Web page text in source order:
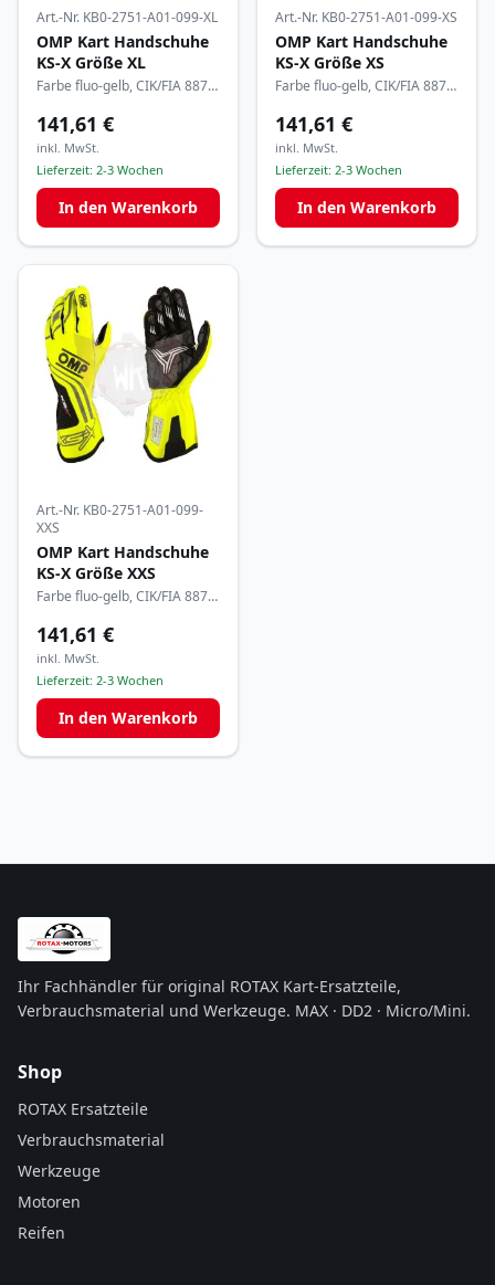
Art.-Nr. KB0-2751-A01-099-XL
OMP Kart Handschuhe
KS-X Größe XL
Farbe fluo-gelb, CIK/FIA 8877-
141,61 €
inkl. MwSt.
Lieferzeit: 2-3 Wochen
In den Warenkorb
Art.-Nr. KB0-2751-A01-099-XS
OMP Kart Handschuhe
KS-X Größe XS
Farbe fluo-gelb, CIK/FIA 8877-
141,61 €
inkl. MwSt.
Lieferzeit: 2-3 Wochen
In den Warenkorb
Art.-Nr. KB0-2751-A01-099-
XXS
OMP Kart Handschuhe
KS-X Größe XXS
Farbe fluo-gelb, CIK/FIA 8877-
141,61 €
inkl. MwSt.
Lieferzeit: 2-3 Wochen
In den Warenkorb
Ihr Fachhändler für original ROTAX Kart-Ersatzteile,
Verbrauchsmaterial und Werkzeuge. MAX · DD2 · Micro/Mini.
Shop
ROTAX Ersatzteile
Verbrauchsmaterial
Werkzeuge
Motoren
Reifen